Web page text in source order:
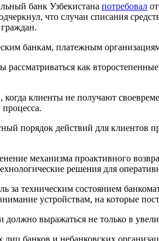
банк Узбекистана потребовал
что случаи списания
банкам, платежным
как
когда клиенты не получают
порядок действий для
механизма проактивного
решения для
за техническим состоянием
устройствам, на которые
выражаться не только в
лиц банков и небанковских